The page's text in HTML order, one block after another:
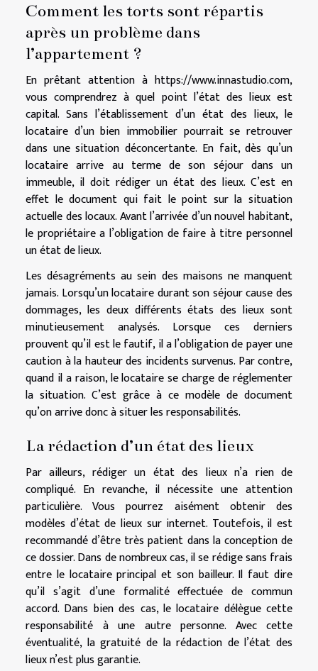
Comment les torts sont répartis
après un problème dans
l’appartement ?
En prêtant attention à https://www.innastudio.com,
vous comprendrez à quel point l’état des lieux est
capital. Sans l’établissement d’un état des lieux, le
locataire d’un bien immobilier pourrait se retrouver
dans une situation déconcertante. En fait, dès qu’un
locataire arrive au terme de son séjour dans un
immeuble, il doit rédiger un état des lieux. C’est en
effet le document qui fait le point sur la situation
actuelle des locaux. Avant l’arrivée d’un nouvel habitant,
le propriétaire a l’obligation de faire à titre personnel
un état de lieux.
Les désagréments au sein des maisons ne manquent
jamais. Lorsqu’un locataire durant son séjour cause des
dommages, les deux différents états des lieux sont
minutieusement analysés. Lorsque ces derniers
prouvent qu’il est le fautif, il a l’obligation de payer une
caution à la hauteur des incidents survenus. Par contre,
quand il a raison, le locataire se charge de réglementer
la situation. C’est grâce à ce modèle de document
qu’on arrive donc à situer les responsabilités.
La rédaction d’un état des lieux
Par ailleurs, rédiger un état des lieux n’a rien de
compliqué. En revanche, il nécessite une attention
particulière. Vous pourrez aisément obtenir des
modèles d’état de lieux sur internet. Toutefois, il est
recommandé d’être très patient dans la conception de
ce dossier. Dans de nombreux cas, il se rédige sans frais
entre le locataire principal et son bailleur. Il faut dire
qu’il s’agit d’une formalité effectuée de commun
accord. Dans bien des cas, le locataire délègue cette
responsabilité à une autre personne. Avec cette
éventualité, la gratuité de la rédaction de l’état des
lieux n’est plus garantie.